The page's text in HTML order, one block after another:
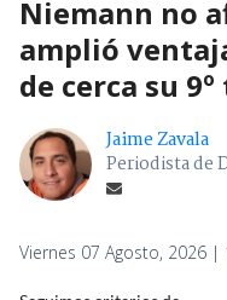
Niemann no
amplió
de cerca su
Jaime Zavala
Periodista de
Viernes 07 Agosto, 2026 |